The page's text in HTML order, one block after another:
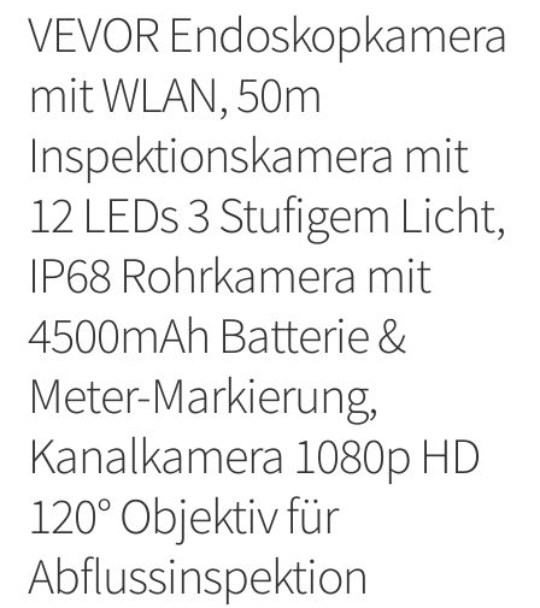
VEVOR Endoskopkamera
mit WLAN, 50m
Inspektionskamera mit
12 LEDs 3 Stufigem Licht,
IP68 Rohrkamera mit
4500mAh Batterie &
Meter-Markierung,
Kanalkamera 1080p HD
120° Objektiv für
Abflussinspektion